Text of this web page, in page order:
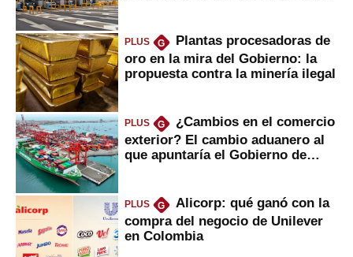
PLUS G
Plantas procesadoras de
oro en la mira del Gobierno: la
propuesta contra la minería ilegal
PLUS G
¿Cambios en el comercio
exterior? El cambio aduanero al
que apuntaría el Gobierno de
PLUS G
Alicorp: qué ganó con la
compra del negocio de Unilever
en Colombia